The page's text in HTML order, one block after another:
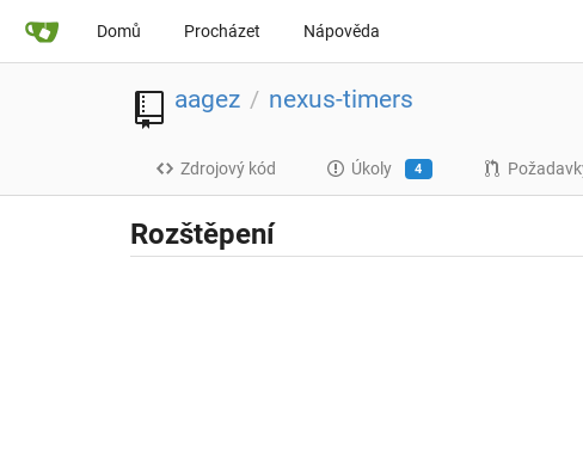
Domů Procházet Nápověda
aagez / nexus-timers
Zdrojový kód Úkoly 4
Rozštěpení